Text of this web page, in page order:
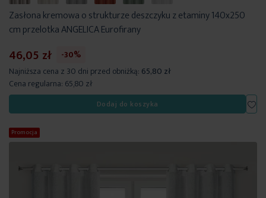
Zasłona kremowa o strukturze deszczyku z etaminy 140x250
cm przelotka ANGELICA Eurofirany
46,05 zł
-30%
Najniższa cena z 30 dni przed obniżką: 65,80 zł
Cena regularna: 65,80 zł
Dodaj do koszyka
Promocja